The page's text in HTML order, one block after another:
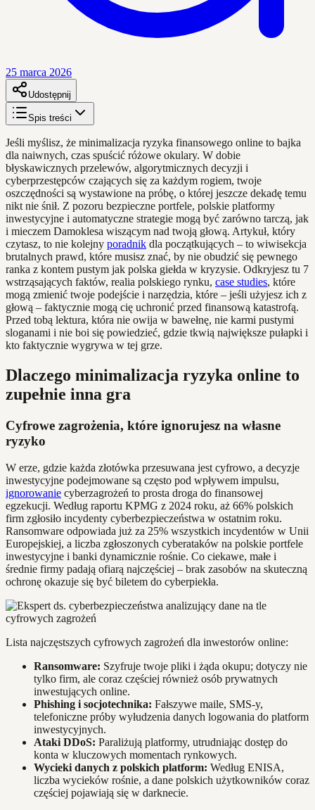
25 marca 2026
Udostępnij
Spis treści
Jeśli myślisz, że minimalizacja ryzyka finansowego online to bajka
dla naiwnych, czas spuścić różowe okulary. W dobie
błyskawicznych przelewów, algorytmicznych decyzji i
cyberprzestępców czających się za każdym rogiem, twoje
oszczędności są wystawione na próbę, o której jeszcze dekadę temu
nikt nie śnił. Z pozoru bezpieczne portfele, polskie platformy
inwestycyjne i automatyczne strategie mogą być zarówno tarczą, jak
i mieczem Damoklesa wiszącym nad twoją głową. Artykuł, który
czytasz, to nie kolejny poradnik dla początkujących – to wiwisekcja
brutalnych prawd, które musisz znać, by nie obudzić się pewnego
ranka z kontem pustym jak polska giełda w kryzysie. Odkryjesz tu 7
wstrząsających faktów, realia polskiego rynku, case studies, które
mogą zmienić twoje podejście i narzędzia, które – jeśli użyjesz ich z
głową – faktycznie mogą cię uchronić przed finansową katastrofą.
Przed tobą lektura, która nie owija w bawełnę, nie karmi pustymi
sloganami i nie boi się powiedzieć, gdzie tkwią największe pułapki i
kto faktycznie wygrywa w tej grze.
Dlaczego minimalizacja ryzyka online to
zupełnie inna gra
Cyfrowe zagrożenia, które ignorujesz na własne
ryzyko
W erze, gdzie każda złotówka przesuwana jest cyfrowo, a decyzje
inwestycyjne podejmowane są często pod wpływem impulsu,
ignorowanie cyberzagrożeń to prosta droga do finansowej
egzekucji. Według raportu KPMG z 2024 roku, aż 66% polskich
firm zgłosiło incydenty cyberbezpieczeństwa w ostatnim roku.
Ransomware odpowiada już za 25% wszystkich incydentów w Unii
Europejskiej, a liczba zgłoszonych cyberataków na polskie portfele
inwestycyjne i banki dynamicznie rośnie. Co ciekawe, małe i
średnie firmy padają ofiarą najczęściej – brak zasobów na skuteczną
ochronę okazuje się być biletem do cyberpiekła.
Lista najczęstszych cyfrowych zagrożeń dla inwestorów online:
Ransomware: Szyfruje twoje pliki i żąda okupu; dotyczy nie
tylko firm, ale coraz częściej również osób prywatnych
inwestujących online.
Phishing i socjotechnika: Fałszywe maile, SMS-y,
telefoniczne próby wyłudzenia danych logowania do platform
inwestycyjnych.
Ataki DDoS: Paraliżują platformy, utrudniając dostęp do
konta w kluczowych momentach rynkowych.
Wycieki danych z polskich platform: Według ENISA,
liczba wycieków rośnie, a dane polskich użytkowników coraz
częściej pojawiają się w darknecie.